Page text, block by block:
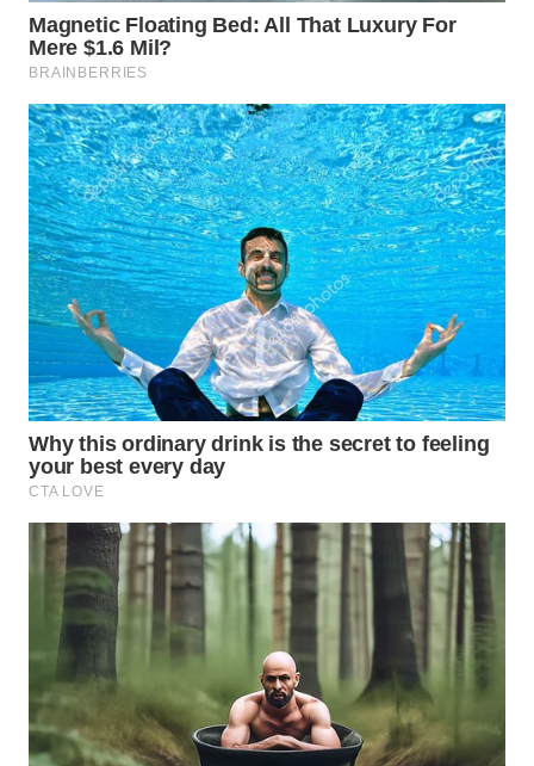
WN
TAPANULI
UTARA
WN
SAMOSIR
WN
PADANG
LAWAS
WN
SUMEDANG
CIANJUR
WN
KEPULAUAN
SERIBU
WN
BINJAI